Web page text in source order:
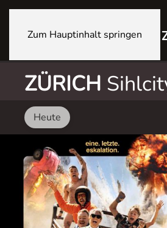
Zum Hauptinhalt springen
ZÜRICH
Heute